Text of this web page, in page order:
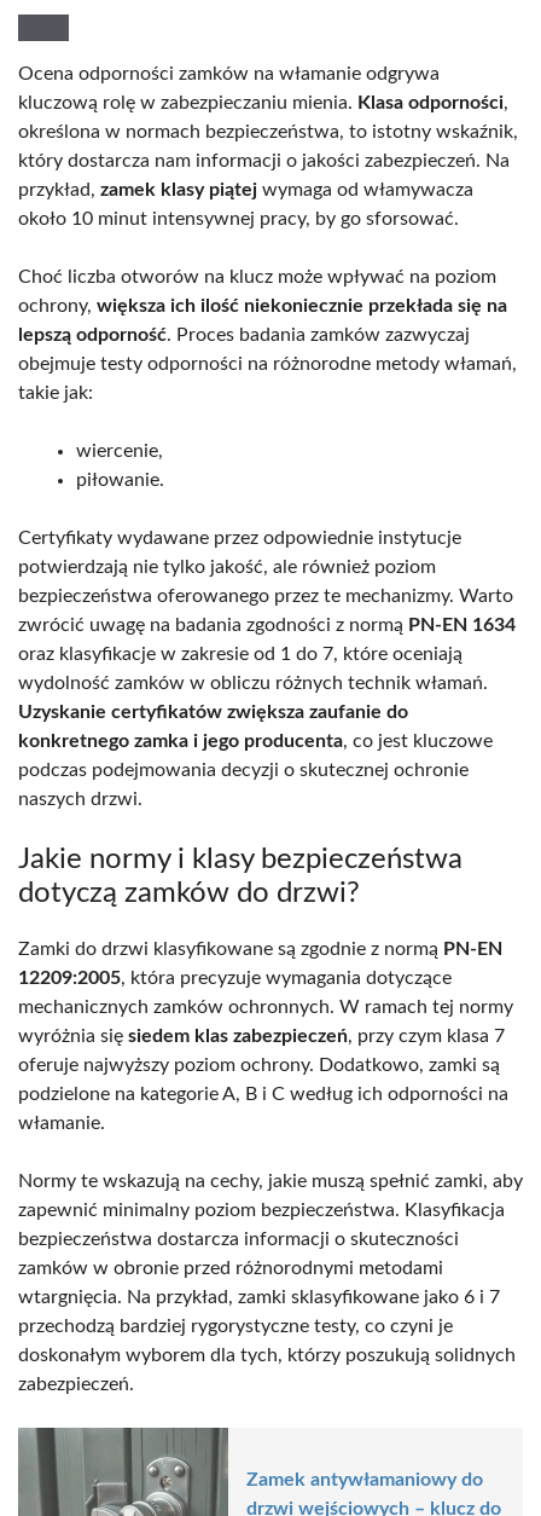
Ocena odporności zamków na włamanie odgrywa
kluczową rolę w zabezpieczaniu mienia. Klasa odporności,
określona w normach bezpieczeństwa, to istotny wskaźnik,
który dostarcza nam informacji o jakości zabezpieczeń. Na
przykład, zamek klasy piątej wymaga od włamywacza
około 10 minut intensywnej pracy, by go sforsować.
Choć liczba otworów na klucz może wpływać na poziom
ochrony, większa ich ilość niekoniecznie przekłada się na
lepszą odporność. Proces badania zamków zazwyczaj
obejmuje testy odporności na różnorodne metody włamań,
takie jak:
wiercenie,
piłowanie.
Certyfikaty wydawane przez odpowiednie instytucje
potwierdzają nie tylko jakość, ale również poziom
bezpieczeństwa oferowanego przez te mechanizmy. Warto
zwrócić uwagę na badania zgodności z normą PN-EN 1634
oraz klasyfikacje w zakresie od 1 do 7, które oceniają
wydolność zamków w obliczu różnych technik włamań.
Uzyskanie certyfikatów zwiększa zaufanie do
konkretnego zamka i jego producenta, co jest kluczowe
podczas podejmowania decyzji o skutecznej ochronie
naszych drzwi.
Jakie normy i klasy bezpieczeństwa
dotyczą zamków do drzwi?
Zamki do drzwi klasyfikowane są zgodnie z normą PN-EN
12209:2005, która precyzuje wymagania dotyczące
mechanicznych zamków ochronnych. W ramach tej normy
wyróżnia się siedem klas zabezpieczeń, przy czym klasa 7
oferuje najwyższy poziom ochrony. Dodatkowo, zamki są
podzielone na kategorie A, B i C według ich odporności na
włamanie.
Normy te wskazują na cechy, jakie muszą spełnić zamki, aby
zapewnić minimalny poziom bezpieczeństwa. Klasyfikacja
bezpieczeństwa dostarcza informacji o skuteczności
zamków w obronie przed różnorodnymi metodami
wtargnięcia. Na przykład, zamki sklasyfikowane jako 6 i 7
przechodzą bardziej rygorystyczne testy, co czyni je
doskonałym wyborem dla tych, którzy poszukują solidnych
zabezpieczeń.
Zamek antywłamaniowy do
drzwi wejściowych – klucz do